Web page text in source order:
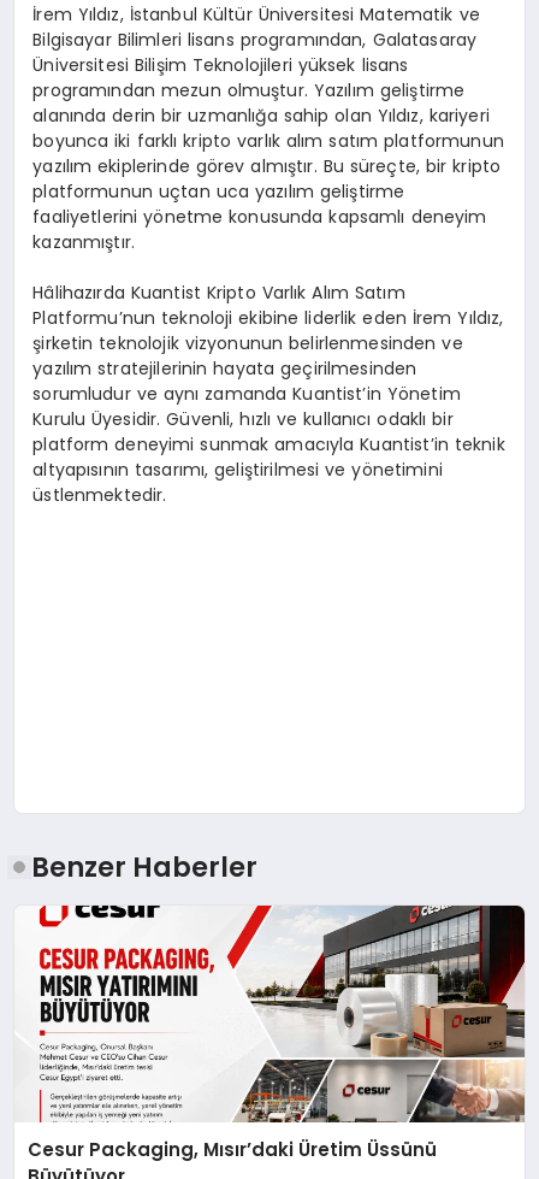
İrem Yıldız, İstanbul Kültür Üniversitesi Matematik ve
Bilgisayar Bilimleri lisans programından, Galatasaray
Üniversitesi Bilişim Teknolojileri yüksek lisans
programından mezun olmuştur. Yazılım geliştirme
alanında derin bir uzmanlığa sahip olan Yıldız, kariyeri
boyunca iki farklı kripto varlık alım satım platformunun
yazılım ekiplerinde görev almıştır. Bu süreçte, bir kripto
platformunun uçtan uca yazılım geliştirme
faaliyetlerini yönetme konusunda kapsamlı deneyim
kazanmıştır.
Hâlihazırda Kuantist Kripto Varlık Alım Satım
Platformu’nun teknoloji ekibine liderlik eden İrem Yıldız,
şirketin teknolojik vizyonunun belirlenmesinden ve
yazılım stratejilerinin hayata geçirilmesinden
sorumludur ve aynı zamanda Kuantist’in Yönetim
Kurulu Üyesidir. Güvenli, hızlı ve kullanıcı odaklı bir
platform deneyimi sunmak amacıyla Kuantist’in teknik
altyapısının tasarımı, geliştirilmesi ve yönetimini
üstlenmektedir.
Benzer Haberler
Cesur Packaging, Mısır’daki Üretim Üssünü